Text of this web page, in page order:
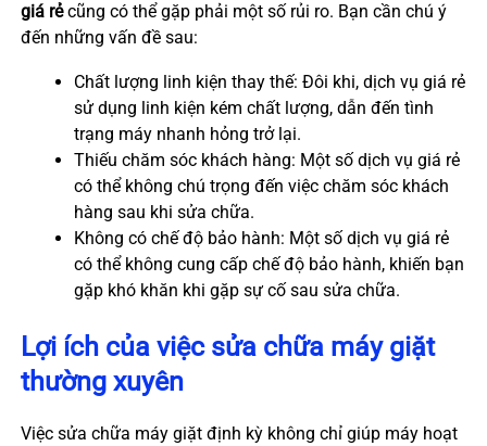
giá rẻcũng có thể gặp phải một số rủi ro. Bạn cần chú ý
đến những vấn đề sau:
Chất lượng linh kiện thay thế: Đôi khi, dịch vụ giá rẻ
sử dụng linh kiện kém chất lượng, dẫn đến tình
trạng máy nhanh hỏng trở lại.
Thiếu chăm sóc khách hàng: Một số dịch vụ giá rẻ
có thể không chú trọng đến việc chăm sóc khách
hàng sau khi sửa chữa.
Không có chế độ bảo hành: Một số dịch vụ giá rẻ
có thể không cung cấp chế độ bảo hành, khiến bạn
gặp khó khăn khi gặp sự cố sau sửa chữa.
Lợi ích của việc sửa chữa máy giặt
thường xuyên
Việc sửa chữa máy giặt định kỳ không chỉ giúp máy hoạt